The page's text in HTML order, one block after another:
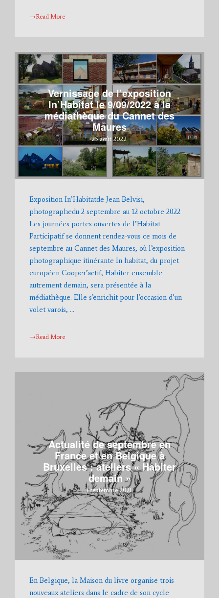
→Read More
Vernissage de l’exposition
In’Habitat le 9/09/2022 à la
médiathèque du Cannet des
Maures
25 août 2022
Exposition In’Habitatde Jean Belvisi,
photographedu 2 septembre au 12 octobre 2022
Les journées portes ouvertes de l’Habitat
Participatif se donnent rendez-vous ce mois de
septembre au Cannet des Maures, où l’exposition
photographique itinérante In habitat, du projet
européen Cooper’actif, Habiter ensemble
autrement demain, sera présentée à la
médiathèque. Elle s’enrichit pour l’occasion d’un
volet varois, …
→Read More
Actualité de septembre en
France et en Belgique à
Bruxelles : ateliers « Habiter
demain »
1 septembre 2021
En Belgique, la Maison du livre organise trois
nouveaux ateliers dans le cadre de son cycle